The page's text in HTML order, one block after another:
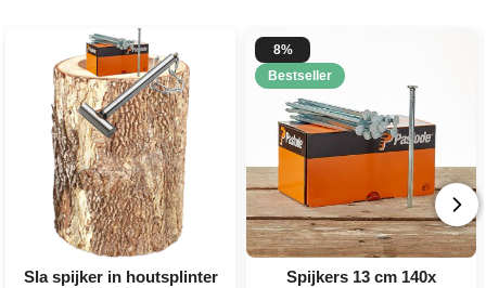
Sla spijker in houtsplinter
8%
Bestseller
Spijkers 13 cm 140x